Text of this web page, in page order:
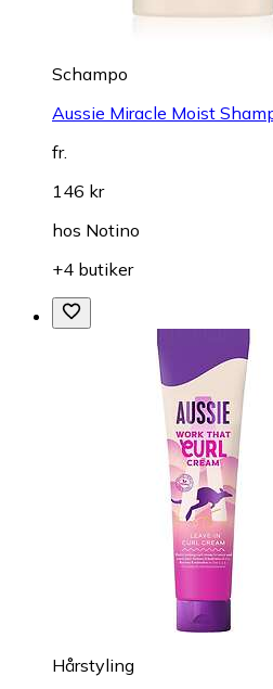
Schampo
Aussie Miracle Moist
fr.
146 kr
hos Notino
+4 butiker
Hårstyling